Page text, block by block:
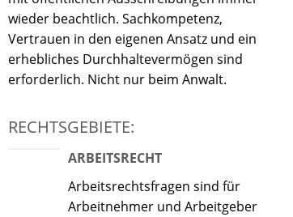
wieder beachtlich. Sachkompetenz,
Vertrauen in den eigenen Ansatz und ein
erhebliches Durchhaltevermögen sind
erforderlich. Nicht nur beim Anwalt.
RECHTSGEBIETE:
ARBEITSRECHT
Arbeitsrechtsfragen sind für
Arbeitnehmer und Arbeitgeber